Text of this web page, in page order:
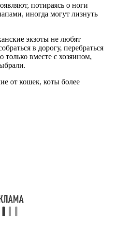
потираясь о ноги
иногда могут лизнуть
экзоты не любят
в дорогу, перебраться
только вместе с хозяином,
от кошек, коты более